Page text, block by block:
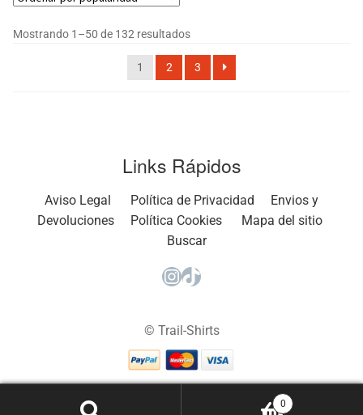
Mostrando 1–50 de 132 resultadosOrdenado
popularidad
1 2 3
Links Rápidos
Aviso Legal Política de Privacidad
Envios y
Devoluciones
Política Cookies
Mapa del sitio
Buscar
Instagram
TikTok
© Trail-Shirts
0